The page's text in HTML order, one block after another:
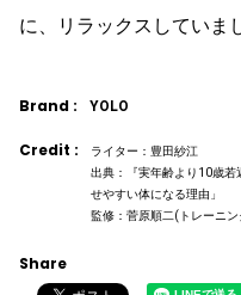
に、リラックスしていま
Brand : YOLO
Credit :
ライター：豊田紗江
出典：『実年齢より10歳若
せやすい体になる理由」
監修：菅原順二(トレーニ
Share